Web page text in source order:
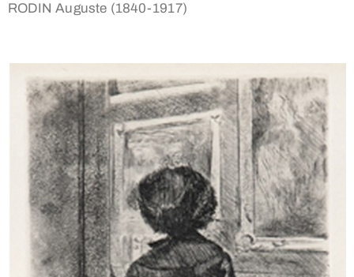
RODIN Auguste (1840-1917)